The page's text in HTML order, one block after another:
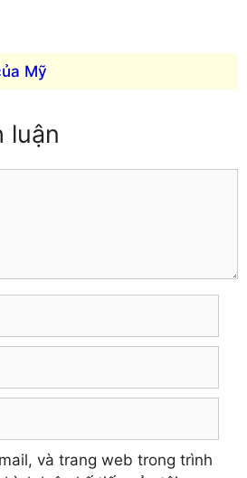
Mỹ
luận
và trang web trong trình